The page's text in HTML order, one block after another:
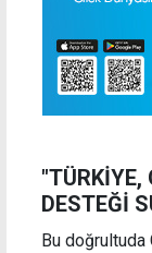
"TÜRKİYE,
DESTEĞİ
Bu doğrultuda